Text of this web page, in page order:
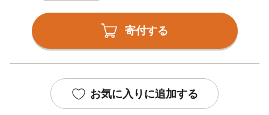
寄付する
お気に入りに追加する